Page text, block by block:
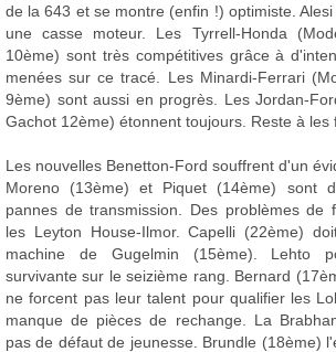
de la 643 et se montre (enfin !) optimiste.
une casse moteur. Les Tyrrell-Honda
10ème) sont très compétitives grâce à
menées sur ce tracé. Les Minardi-Ferrari
9ème) sont aussi en progrès. Les Jordan-
Gachot 12ème) étonnent toujours. Reste à les
Les nouvelles Benetton-Ford souffrent d'un
Moreno (13ème) et Piquet (14ème) sont
pannes de transmission. Des problèmes de
les Leyton House-Ilmor. Capelli (22ème)
machine de Gugelmin (15ème). Lehto
survivante sur le seizième rang. Bernard
ne forcent pas leur talent pour qualifier les
manque de pièces de rechange. La
pas de défaut de jeunesse. Brundle (18ème)